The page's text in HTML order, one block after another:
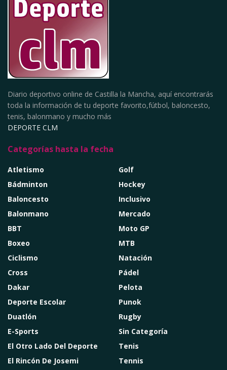
Diario deportivo online de Castilla la Mancha, aquí encontrarás
toda la información de tu deporte favorito,fútbol, baloncesto,
tenis, balonmano y mucho más
DEPORTE CLM
Categorías hasta la fecha
Atletismo
Bádminton
Baloncesto
Balonmano
BBT
Boxeo
Ciclismo
Cross
Dakar
Deporte Escolar
Duatlón
E-Sports
El Otro Lado Del Deporte
El Rincón De Josemi
Golf
Hockey
Inclusivo
Mercado
Moto GP
MTB
Natación
Pádel
Pelota
Punok
Rugby
Sin Categoría
Tenis
Tennis